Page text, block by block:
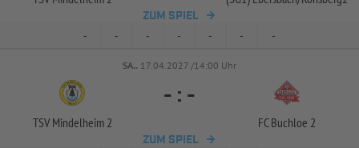
ZUM SPIEL
- - - - - - -
SA.. 17.04.2027 /14:00 Uhr
TSV Mindelheim 2
- : -
FC Buchloe 2
ZUM SPIEL